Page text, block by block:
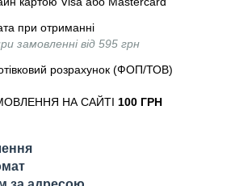
при отриманні
замовленні від 595 грн
розрахунок (ФОП/ТОВ)
НА САЙТІ 100 ГРН